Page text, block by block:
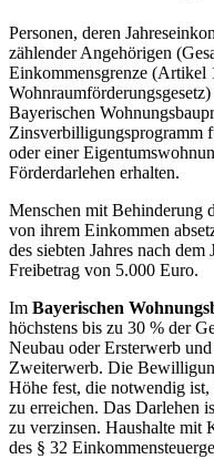
Personen, deren
zählender Angehörigen
Einkommensgrenze (Artikel
Bayerischen
Zinsverbilligungsprogramm
oder einer
Förderdarlehen erhalten.
Menschen mit Behinderung
von ihrem Einkommen
des siebten Jahres nach
Freibetrag von 5.000 Euro.
Im Bayerischen
höchstens bis zu 30 % der
Neubau oder Ersterwerb
Zweiterwerb. Die
Höhe fest, die notwendig
zu erreichen. Das Darlehen
zu verzinsen. Haushalte mit
des § 32